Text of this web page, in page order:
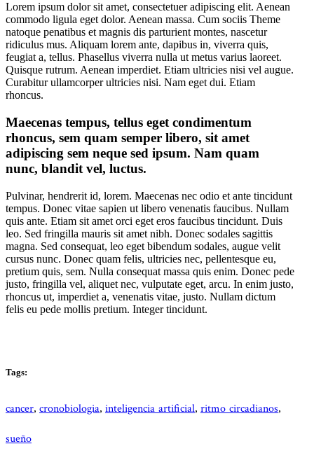
Lorem ipsum dolor sit amet, consectetuer adipiscing elit. Aenean
commodo ligula eget dolor. Aenean massa. Cum sociis Theme
natoque penatibus et magnis dis parturient montes, nascetur
ridiculus mus. Aliquam lorem ante, dapibus in, viverra quis,
feugiat a, tellus. Phasellus viverra nulla ut metus varius laoreet.
Quisque rutrum. Aenean imperdiet. Etiam ultricies nisi vel augue.
Curabitur ullamcorper ultricies nisi. Nam eget dui. Etiam
rhoncus.
Maecenas tempus, tellus eget condimentum
rhoncus, sem quam semper libero, sit amet
adipiscing sem neque sed ipsum. Nam quam
nunc, blandit vel, luctus.
Pulvinar, hendrerit id, lorem. Maecenas nec odio et ante tincidunt
tempus. Donec vitae sapien ut libero venenatis faucibus. Nullam
quis ante. Etiam sit amet orci eget eros faucibus tincidunt. Duis
leo. Sed fringilla mauris sit amet nibh. Donec sodales sagittis
magna. Sed consequat, leo eget bibendum sodales, augue velit
cursus nunc. Donec quam felis, ultricies nec, pellentesque eu,
pretium quis, sem. Nulla consequat massa quis enim. Donec pede
justo, fringilla vel, aliquet nec, vulputate eget, arcu. In enim justo,
rhoncus ut, imperdiet a, venenatis vitae, justo. Nullam dictum
felis eu pede mollis pretium. Integer tincidunt.
Tags:
cancer, cronobiologia, inteligencia artificial, ritmo circadianos,
sueño